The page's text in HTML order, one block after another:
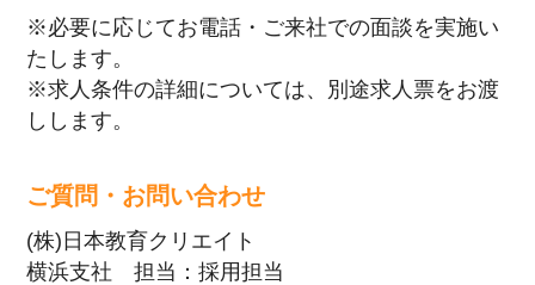
※必要に応じてお電話・ご来社での面談を実施い
たします。
※求人条件の詳細については、別途求人票をお渡
しします。
ご質問・お問い合わせ
(株)日本教育クリエイト
横浜支社 担当：採用担当